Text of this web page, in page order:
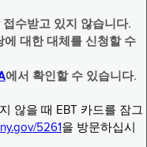
수받고 있지 않습니다.
대한 대체를 신청할 수
에서 확인할 수 있습니다.
않을 때 EBT 카드를 잠그
5261 을 방문하십시